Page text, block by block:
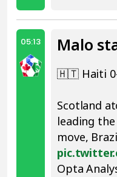
05:13 Malo
🇭🇹 Haiti 0-
Scotland
leading
move,
Opta